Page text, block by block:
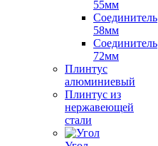
55мм
Соединитель
58мм
Соединитель
72мм
Плинтус
алюминиевый
Плинтус из
нержавеющей
стали